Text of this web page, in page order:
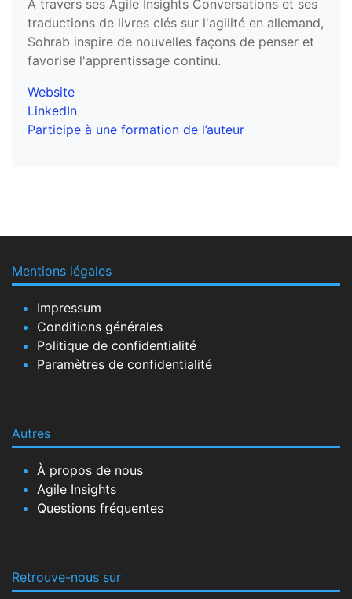
À travers ses Agile Insights Conversations et ses
traductions de livres clés sur l'agilité en allemand,
Sohrab inspire de nouvelles façons de penser et
favorise l'apprentissage continu.
Website
LinkedIn
Participe à une formation de l’auteur
Mentions légales
Impressum
Conditions générales
Politique de confidentialité
Paramètres de confidentialité
Autres
À propos de nous
Agile Insights
Questions fréquentes
Retrouve-nous sur